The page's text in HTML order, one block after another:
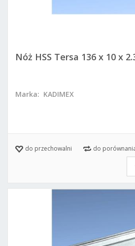
Nóż HSS Tersa 136 x 10 x
Marka: KADIMEX
do przechowalni do